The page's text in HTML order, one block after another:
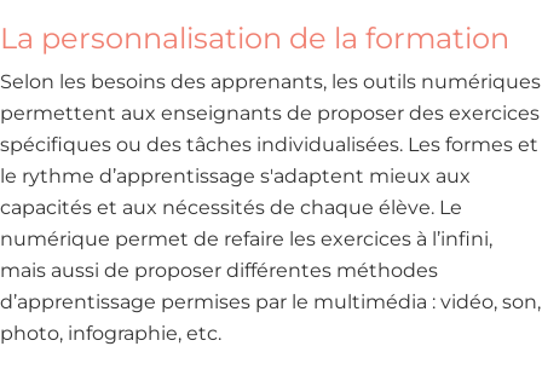
La personnalisation de la formation
Selon les besoins des apprenants, les outils numériques
permettent aux enseignants de proposer des exercices
spécifiques ou des tâches individualisées. Les formes et
le rythme d’apprentissage s'adaptent mieux aux
capacités et aux nécessités de chaque élève. Le
numérique permet de refaire les exercices à l’infini,
mais aussi de proposer différentes méthodes
d’apprentissage permises par le multimédia : vidéo, son,
photo, infographie, etc.